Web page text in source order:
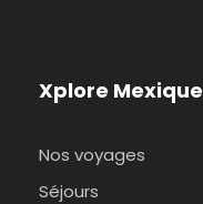
Xplore Mexique
Nos voyages
Séjours